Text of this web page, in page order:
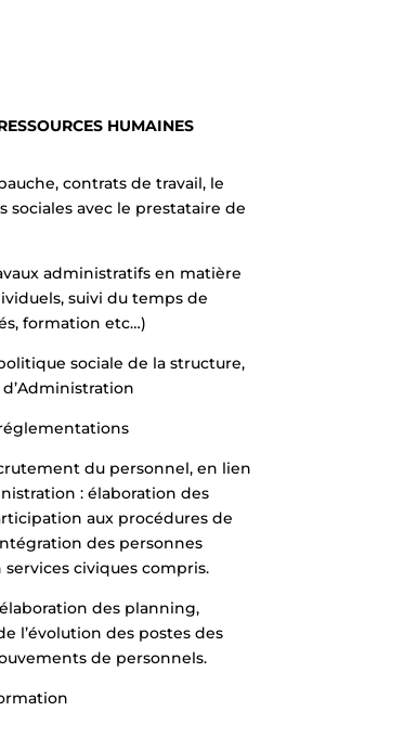
HUMAINES
contrats de travail, le
sociales avec le prestataire de
administratifs en matière
suivi du temps de
formation etc…)
sociale de la structure,
du personnel, en lien
: élaboration des
aux procédures de
des personnes
civiques compris.
des planning,
l’évolution des postes des
de personnels.